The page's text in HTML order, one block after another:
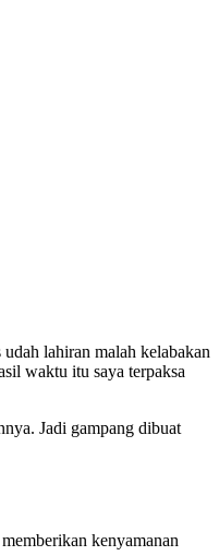
lahiran malah kelabakan
waktu itu saya terpaksa
Jadi gampang dibuat
kenyamanan